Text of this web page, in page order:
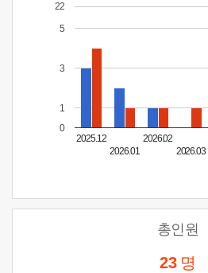
2025.12
2026.01
2026.02
2026.03
0
1
3
5
22
총인원
23 명